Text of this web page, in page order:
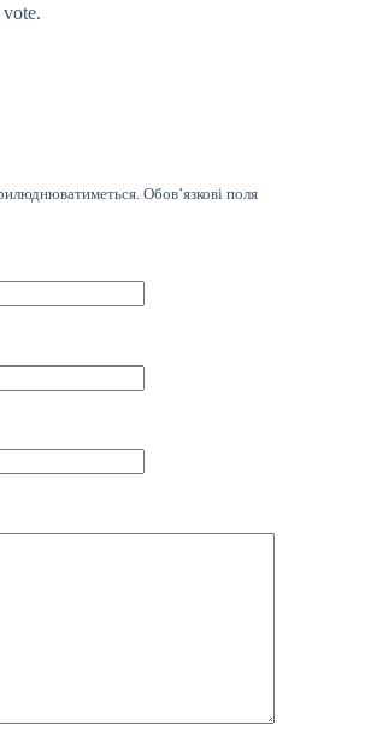
Обов’язкові поля